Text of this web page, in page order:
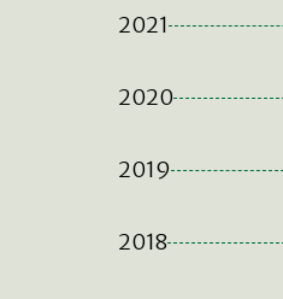
2021
2020
2019
2018